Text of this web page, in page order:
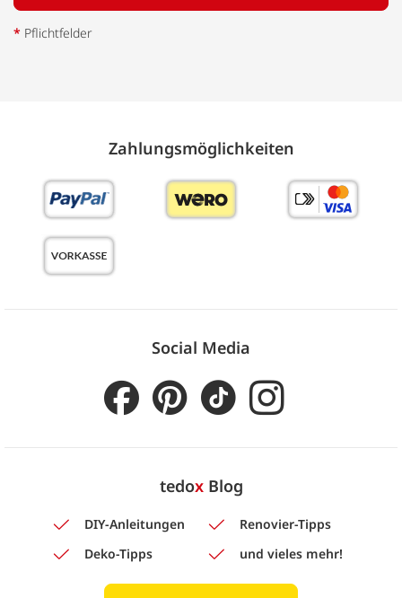
* Pflichtfelder
Zahlungs­möglich­keiten
Social Media
tedoxBlog
DIY-Anleitungen
Renovier-Tipps
Deko-Tipps
und vieles mehr!